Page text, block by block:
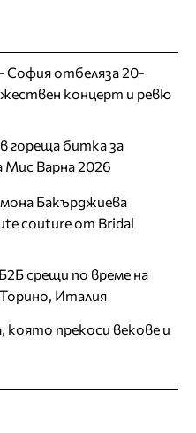
отбеляза 20-
концерт и ревю
гореща битка за
Варна 2026
Бакърджиева
couture от Bridal
срещи по време на
Италия
прекоси векове и